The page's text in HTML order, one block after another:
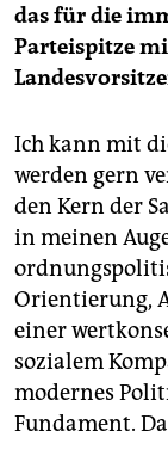
das für die
Parteispitze
Ich kann mit
werden gern
den Kern der
in meinen
Orientierung,
einer
sozialem
modernes
Fundament.